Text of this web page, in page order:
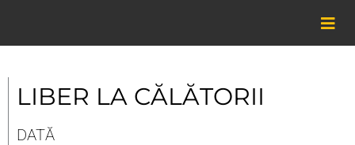
content
LIBER LA CĂLĂTORII
DATĂ